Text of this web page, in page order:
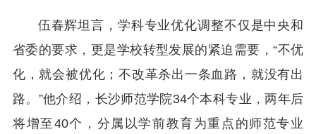
伍春辉坦言，学科专业优化调整不仅是中央和
省委的要求，更是学校转型发展的紧迫需要，“不优
化，就会被优化；不改革杀出一条血路，就没有出
路。”他介绍，长沙师范学院34个本科专业，两年后
将增至40个，分属以学前教育为重点的师范专业